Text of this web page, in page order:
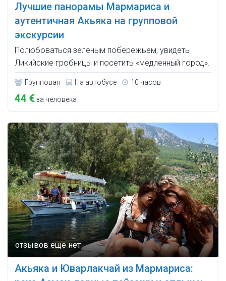
Лучшие панорамы Мармариса и
аутентичная Акьяка на групповой
экскурсии
Полюбоваться зеленым побережьем, увидеть
Ликийские гробницы и посетить «медленный город».
Групповая На автобусе 10 часов
44 €за человека
Акьяка и Юварлакчай из Мармариса: